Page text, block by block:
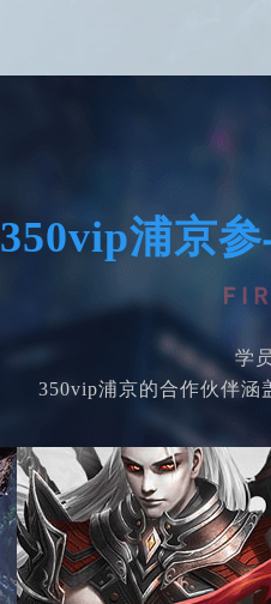
350vip浦京
学
350vip浦京的合作伙伴涵